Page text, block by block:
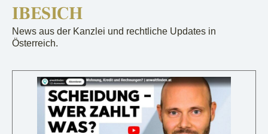
IBESICH
News aus der Kanzlei und rechtliche Updates in
Österreich.